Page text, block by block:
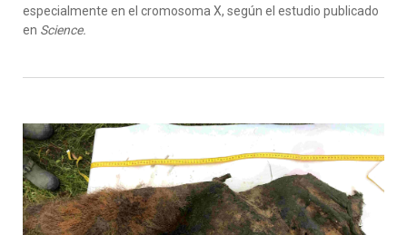
especialmente en el cromosoma X, según el estudio publicado
en Science.